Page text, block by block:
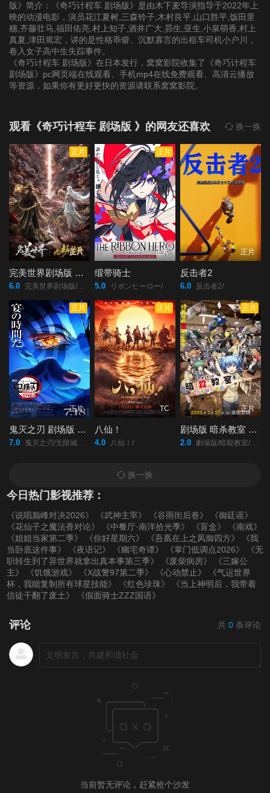
版》简介：《奇巧计程车 剧场版》是由木下麦导演指导于2022年上
映的动漫电影，演员花江夏树,三森铃子,木村良平,山口胜平,饭田里
穗,齐藤壮马,福田佑亮,村上知子,酒井广大,昴生,亚生,小泉萌香,村上
真夏,津田篤宏，讲的是性格乖僻、沉默寡言的出租车司机小户川，
卷入女子高中生失踪事件。
《奇巧计程车 剧场版》在日本发行，窝窝影院收集了《奇巧计程车
剧场版》pc网页端在线观看、手机mp4在线免费观看、高清云播放
等资源，如果你有更好更快的资源请联系窝窝影院。
观看《奇巧计程车 剧场版 》的网友还喜欢 换一换
正片
正片
完美世界剧场版 九劫焚天
6.0 完美世界剧场版/九劫焚天/
正片
正片
缎带骑士
5.0 リボンヒーロー/
正片
反击者2
6.0 反击者2/
正片
正片
鬼灭之刃 剧场版 无限城篇第一章 猗窝座再来
7.0 鬼灭之刃/无限城篇/第一章/猗窝座再袭/Demon Slayer: Kimetsu no Yaiba Infinity Castle/Demon Slayer -Kimetsu no Yaiba- The Movie: Infinity Castle/鬼灭之刃/剧场版/无限城篇/第一章/猗窝座再来/劇場版「鬼滅の刃」無限城編/』第一章/猗窩座再来/
正片
TC
八仙！
4.0 八仙！/
正片
正片
剧场版 暗杀教室 大家的时间
2.0 劇場版/暗殺教室/みんなの時間/
换一换
今日热门影视推荐：
《说唱巅峰对决2026》 《武神主宰》 《谷雨街后巷》
《御廷谣》
《花仙子之魔法香对论》
《中餐厅·南洋拾光季》 《盲盒》
《南戏》
《姐姐当家第二季》
《你好星期六》 《吾凰在上之凤御四方》
《我
当卧底这件事》
《夜语记》 《幽宅奇谭》 《掌门低调点2026》
《无
职转生到了异世界就拿出真本事第三季》
《废柴病房》
《三嫁公
主》
《饥饿游戏》 《X战警97第二季》 《心动禁止》
《气运世界
杯，我能复制所有球星技能》
《红色珍珠》
《当上神明后，我带着
信徒干翻了废土》
《假面骑士ZZZ国语》
评论 共 0 条评论
当前暂无评论，赶紧抢个沙发